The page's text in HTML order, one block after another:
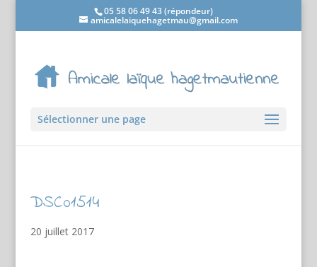
05 58 06 49 43 (répondeur)
amicalelaiquehagetmau@gmail.com
Sélectionner une page
DSC01514
20 juillet 2017